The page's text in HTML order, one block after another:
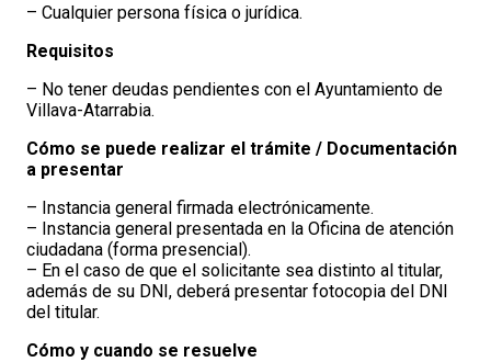
– Cualquier persona física o jurídica.
Requisitos
– No tener deudas pendientes con el Ayuntamiento de
Villava-Atarrabia.
Cómo se puede realizar el trámite / Documentación
a presentar
– Instancia general firmada electrónicamente.
– Instancia general presentada en la Oficina de atención
ciudadana (forma presencial).
– En el caso de que el solicitante sea distinto al titular,
además de su DNI, deberá presentar fotocopia del DNI
del titular.
Cómo y cuando se resuelve